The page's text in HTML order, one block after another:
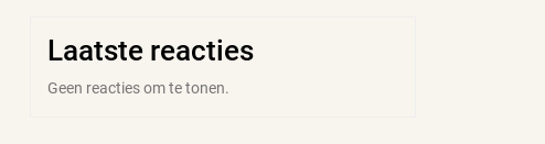
Laatste reacties
Geen reacties om te tonen.